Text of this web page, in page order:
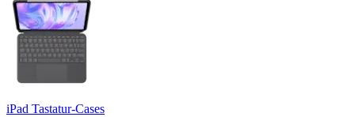
iPad Tastatur-Cases